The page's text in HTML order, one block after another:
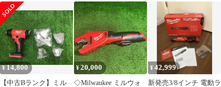
M12PCG/310C-0 レッド
ケース付 12v
パン合同会社 M12 AIR-
TIP ノズル 98020 未使
用 送料無料
ルmilwaukeeミルウォー
¥14,800
【中古Bランク】ミル
¥20,000
◇Milwaukee ミルウォ
¥42,999
新発売3/8インチ 電動ラ